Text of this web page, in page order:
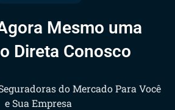
Mesmo uma
Direta Conosco
do Mercado Para Você
e Sua Empresa